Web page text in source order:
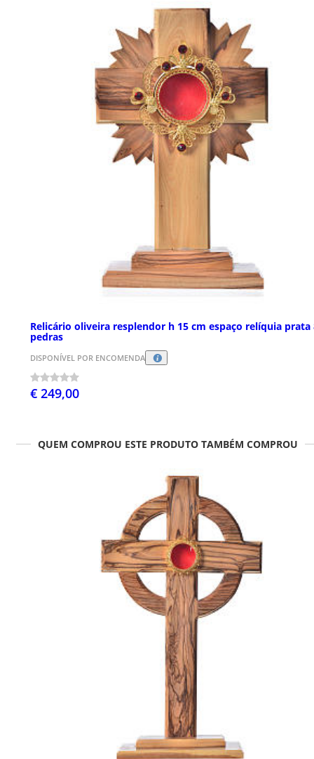
Relicário oliveira resplendor h 15 cm espaço relíquia prata
pedras
DISPONÍVEL POR ENCOMENDA
€ 249,00
QUEM COMPROU ESTE PRODUTO TAMBÉM COMPROU